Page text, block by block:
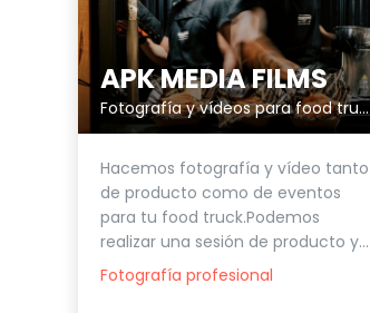
APK MEDIA FILMS
Fotografía y vídeos para food trucks y eventos
Hacemos fotografía y vídeo tanto
de producto como de eventos
para tu food truck.Podemos
realizar una sesión de producto y...
Fotografía profesional